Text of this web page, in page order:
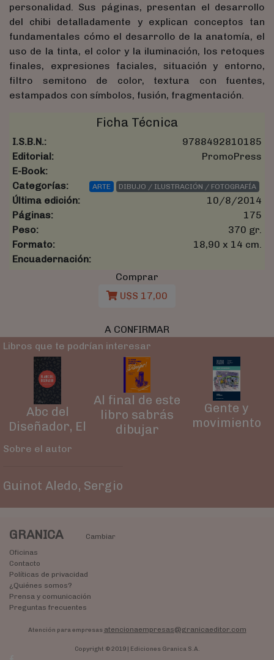
personalidad. Sus páginas, presentan el desarrollo
del chibi detalladamente y explican conceptos tan
fundamentales cómo el desarrollo de la anatomía, el
uso de la tinta, el color y la iluminación, los retoques
finales, expresiones faciales, situación y entorno,
filtro semitono de color, textura con fuentes,
estampados con símbolos, fusión, fragmentación.
Ficha Técnica
I.S.B.N.:
9788492810185
Editorial:
PromoPress
E-Book:
Categorías:
ARTE DIBUJO / ILUSTRACIÓN / FOTOGRAFÍA
Última edición:
10/8/2014
Páginas:
175
Peso:
370 gr.
Formato:
18,90 x 14 cm.
Encuadernación:
Comprar
U$S 17,00
A CONFIRMAR
Libros que te podrían interesar
Abc del
Diseñador, El
Al final de este
libro sabrás
dibujar
Gente y
movimiento
Sobre el autor
Guinot Aledo, Sergio
GRANICA
Cambiar
Oficinas
Contacto
Políticas de privacidad
¿Quiénes somos?
Prensa y comunicación
Preguntas frecuentes
Atención para empresas atencionaempresas@granicaeditor.com
Copyright © 2019 | Ediciones Granica S.A.